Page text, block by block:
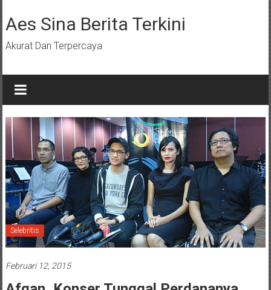
ke
konten
Aes Sina Berita Terkini
Akurat Dan Terpercaya
Selebritis
Februari 12, 2015